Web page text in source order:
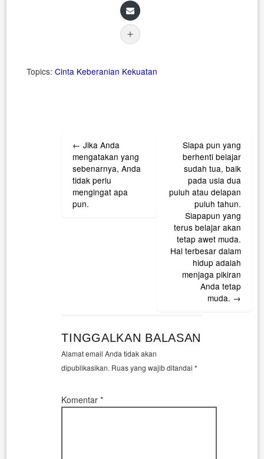
Topics: Cinta Keberanian Kekuatan
navigation
← Jika Anda
mengatakan yang
sebenarnya, Anda
tidak perlu
mengingat apa
pun.
Siapa pun yang
berhenti belajar
sudah tua, baik
pada usia dua
puluh atau delapan
puluh tahun.
Siapapun yang
terus belajar akan
tetap awet muda.
Hal terbesar dalam
hidup adalah
menjaga pikiran
Anda tetap
muda. →
TINGGALKAN BALASAN
Alamat email Anda tidak akan
dipublikasikan. Ruas yang wajib ditandai*
Komentar*